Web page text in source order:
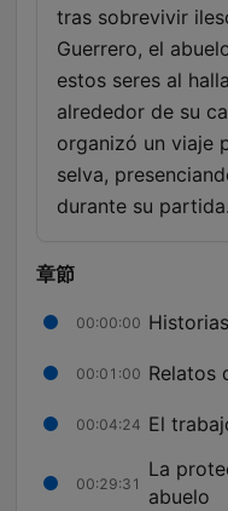
tras sobrevivir
Guerrero, el
estos seres al
alrededor de su
organizó un viaje
selva,
durante su partida.
章節
00:00:00
00:01:00 Relatos
00:04:24 El
00:29:31
La
abuelo